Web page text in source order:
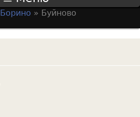
Борино » Буйново